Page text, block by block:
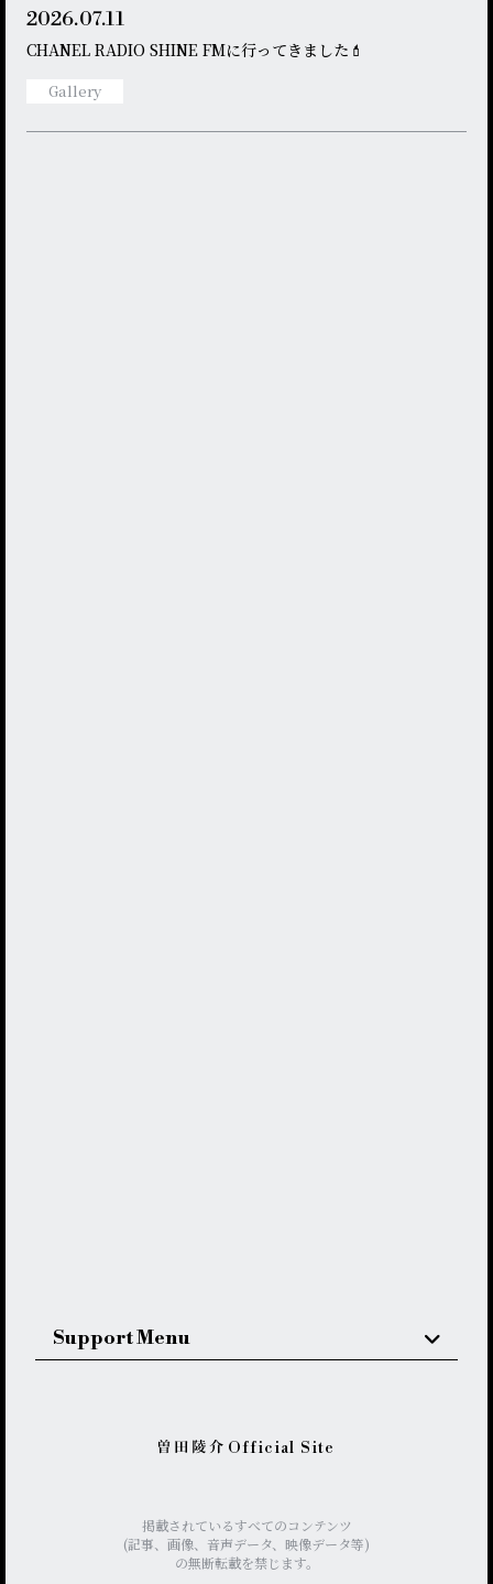
2026.07.11
CHANEL RADIO SHINE FMに行ってきました💄
Gallery
Support Menu
Official Site
掲載されているすべてのコンテンツ
(記事、画像、音声データ、映像データ等)
の無断転載を禁じます。